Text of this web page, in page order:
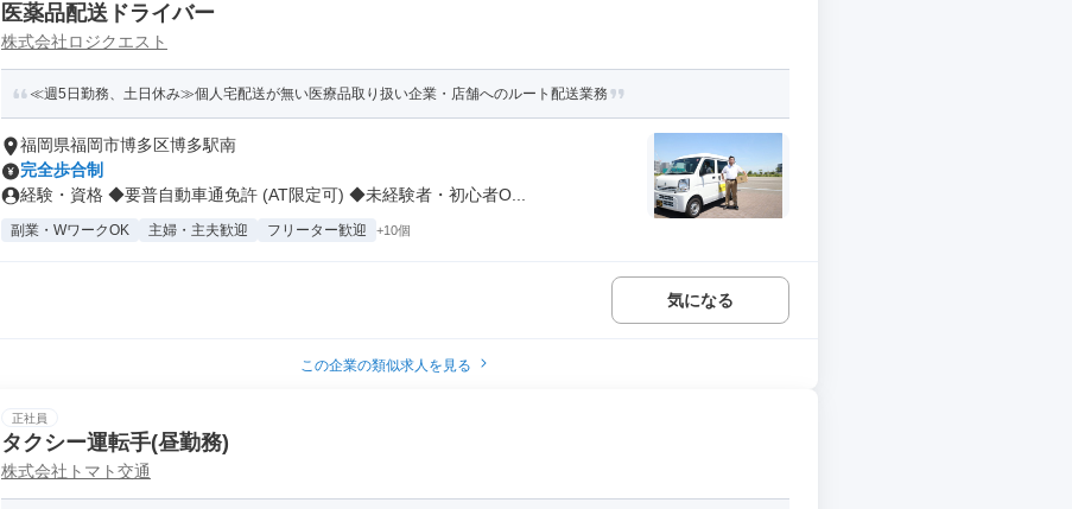
医薬品配送ドライバー
株式会社ロジクエスト
≪週5日勤務、土日休み≫個人宅配送が無い医療品取り扱い企業・店舗へのルート配送業務
福岡県福岡市博多区博多駅南
完全歩合制
経験・資格 ◆要普自動車通免許 (AT限定可) ◆未経験者・初心者O...
副業・WワークOK 主婦・主夫歓迎 フリーター歓迎 +10個
気になる
この企業の類似求人を見る
正社員
タクシー運転手(昼勤務)
株式会社トマト交通